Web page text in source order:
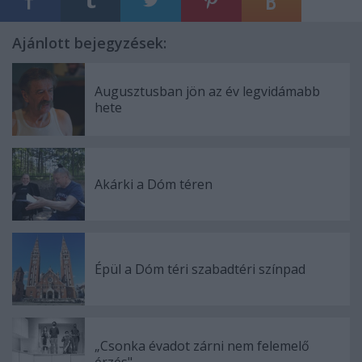
Ajánlott bejegyzések:
Augusztusban jön az év legvidámabb
hete
Akárki a Dóm téren
Épül a Dóm téri szabadtéri színpad
„Csonka évadot zárni nem felemelő